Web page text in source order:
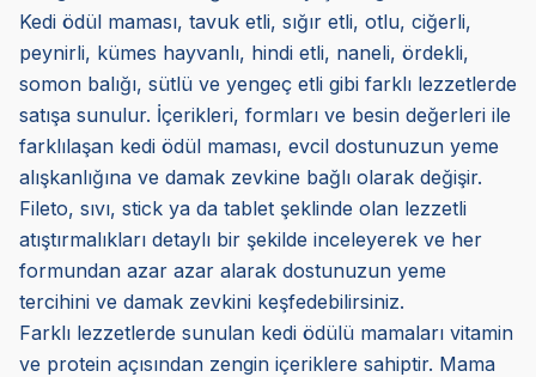
Kedi ödül maması, tavuk etli, sığır etli, otlu, ciğerli,
peynirli, kümes hayvanlı, hindi etli, naneli, ördekli,
somon balığı, sütlü ve yengeç etli gibi farklı lezzetlerde
satışa sunulur. İçerikleri, formları ve besin değerleri ile
farklılaşan kedi ödül maması, evcil dostunuzun yeme
alışkanlığına ve damak zevkine bağlı olarak değişir.
Fileto, sıvı, stick ya da tablet şeklinde olan lezzetli
atıştırmalıkları detaylı bir şekilde inceleyerek ve her
formundan azar azar alarak dostunuzun yeme
tercihini ve damak zevkini keşfedebilirsiniz.
Farklı lezzetlerde sunulan kedi ödülü mamaları vitamin
ve protein açısından zengin içeriklere sahiptir. Mama